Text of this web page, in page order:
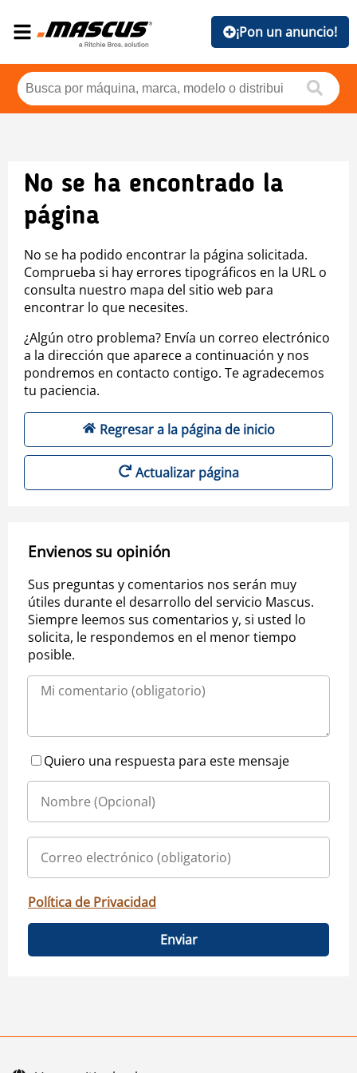
¡Pon un anuncio!
No se ha encontrado la
página
No se ha podido encontrar la página solicitada.
Comprueba si hay errores tipográficos en la URL o
consulta nuestro mapa del sitio web para
encontrar lo que necesites.
¿Algún otro problema? Envía un correo electrónico
a la dirección que aparece a continuación y nos
pondremos en contacto contigo. Te agradecemos
tu paciencia.
Regresar a la página de inicio
Actualizar página
Envienos su opinión
Sus preguntas y comentarios nos serán muy
útiles durante el desarrollo del servicio Mascus.
Siempre leemos sus comentarios y, si usted lo
solicita, le respondemos en el menor tiempo
posible.
Quiero una respuesta para este mensaje
Política de Privacidad
Enviar